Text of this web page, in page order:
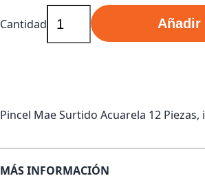
Cantidad
Pincel Mae Surtido Acuarela 12
MÁS INFORMACIÓN